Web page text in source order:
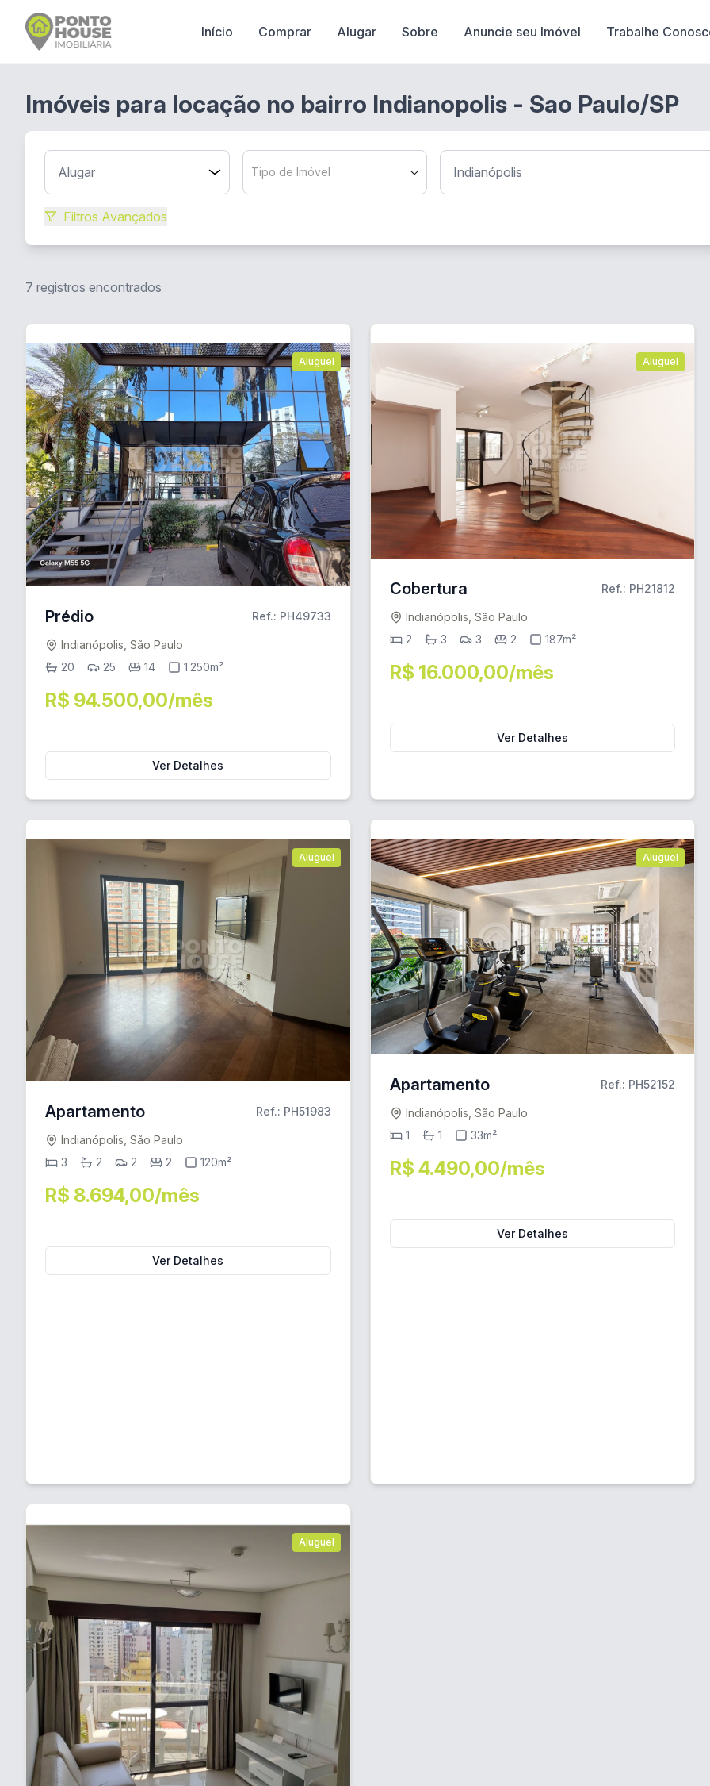
Início Comprar Alugar Sobre Anuncie seu Imóvel Trabalhe
Imóveis para locação no bairro Indianopolis - Sao Paulo/SP
Tipo de Imóvel
Filtros Avançados
7 registros encontrados
Aluguel
Prédio Ref.: PH49733
Indianópolis, São Paulo
20
25 14 1.250m²
R$ 94.500,00/mês
Ver Detalhes
Aluguel
Cobertura Ref.: PH21812
Indianópolis, São Paulo
2
3 3 2 187m²
R$ 16.000,00/mês
Ver Detalhes
Aluguel
Apartamento Ref.: PH51983
Indianópolis, São Paulo
3
2 2 2 120m²
R$ 8.694,00/mês
Ver Detalhes
Aluguel
Apartamento Ref.: PH52152
Indianópolis, São Paulo
1
1 33m²
R$ 4.490,00/mês
Ver Detalhes
Aluguel